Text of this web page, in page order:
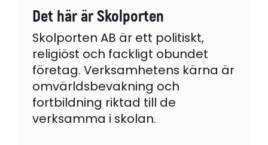
Det här är Skolporten
Skolporten AB är ett politiskt,
religiöst och fackligt obundet
företag. Verksamhetens kärna är
omvärldsbevakning och
fortbildning riktad till de
verksamma i skolan.